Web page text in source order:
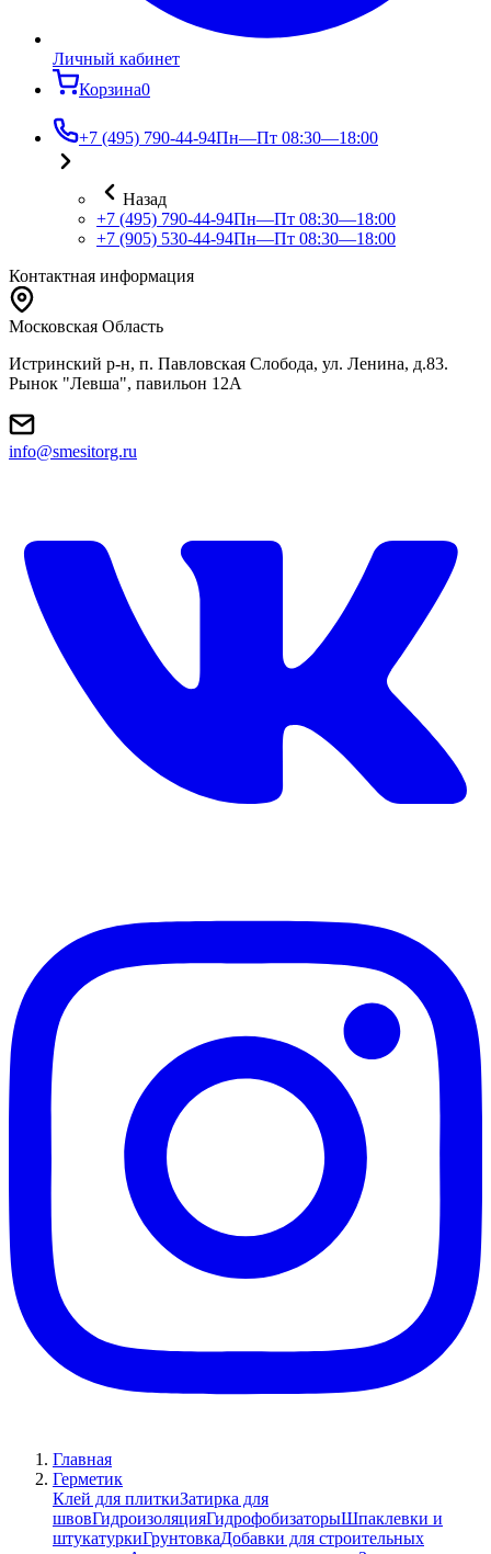
Личный кабинет
Корзина0
+7 (495) 790-44-94Пн—Пт 08:30—18:00
Назад
+7 (495) 790-44-94Пн—Пт 08:30—18:00
+7 (905) 530-44-94Пн—Пт 08:30—18:00
Контактная информация
Московская Область
Истринский р-н, п. Павловская Слобода, ул. Ленина, д.83.
Рынок "Левша", павильон 12A
info@smesitorg.ru
Главная
Герметик
Клей для плиткиЗатирка для
швовГидроизоляцияГидрофобизаторыШпаклевки и
штукатуркиГрунтовкаДобавки для строительных